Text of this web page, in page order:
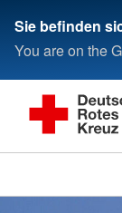
Sie befinden
You are on the